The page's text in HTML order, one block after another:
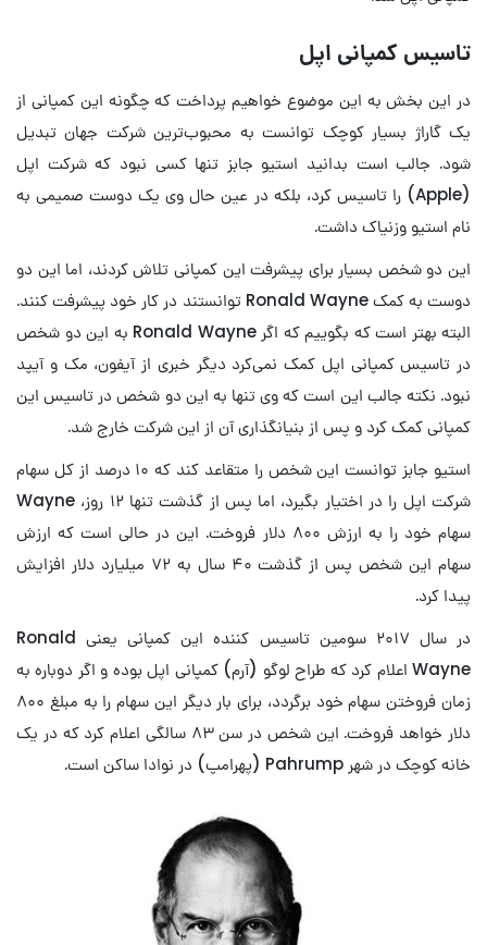
تاسیس کمپانی اپل
در این بخش به این موضوع خواهیم پرداخت که چگونه این کمپانی از
یک گاراژ بسیار کوچک توانست به محبوب‌ترین شرکت جهان تبدیل
شود. جالب است بدانید استیو جابز تنها کسی نبود که شرکت اپل
(Apple) را تاسیس کرد، بلکه در عین حال وی یک دوست صمیمی به
نام استیو وزنیاک داشت.
این دو شخص بسیار برای پیشرفت این کمپانی تلاش کردند، اما این دو
دوست به کمک Ronald Wayne توانستند در کار خود پیشرفت کنند.
البته بهتر است که بگوییم که اگر Ronald Wayne به این دو شخص
در تاسیس کمپانی اپل کمک نمی‌کرد دیگر خبری از آیفون، مک و آیپد
نبود. نکته جالب این است که وی تنها به این دو شخص در تاسیس این
کمپانی کمک کرد و پس از بنیانگذاری آن از این شرکت خارج شد.
استیو جابز توانست این شخص را متقاعد کند که ۱۰ درصد از کل سهام
شرکت اپل را در اختیار بگیرد، اما پس از گذشت تنها ۱۲ روز، Wayne
سهام خود را به ارزش ۸۰۰ دلار فروخت. این در حالی است که ارزش
سهام این شخص پس از گذشت ۴۰ سال به ۷۲ میلیارد دلار افزایش
پیدا کرد.
در سال ۲۰۱۷ سومین تاسیس کننده این کمپانی یعنی Ronald
Wayne اعلام کرد که طراح لوگو (آرم) کمپانی اپل بوده و اگر دوباره به
زمان فروختن سهام خود برگردد، برای بار دیگر این سهام را به مبلغ ۸۰۰
دلار خواهد فروخت. این شخص در سن ۸۳ سالگی اعلام کرد که در یک
خانه کوچک در شهر Pahrump (پهرامپ) در نوادا ساکن است.